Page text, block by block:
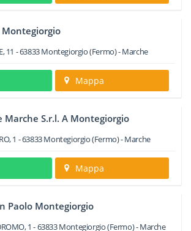
11 -63833Montegiorgio(Fermo) -Marche
Mappa
Marche S.r.l. A Montegiorgio
1 -63833Montegiorgio(Fermo) -Marche
Mappa
Paolo Montegiorgio
1 -63833Montegiorgio(Fermo) -Marche